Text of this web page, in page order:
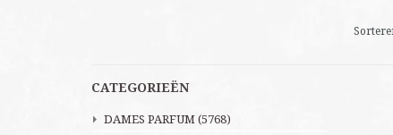
CATEGORIEËN
DAMES PARFUM (5768)